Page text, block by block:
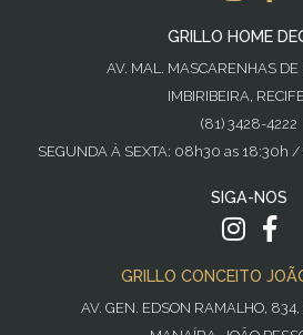
GRILLO HOME
AV. MAL. MASCARENHAS DE
IMBIRIBEIRA,
(81) 3428-4222
SEGUNDA À SEXTA: 08h30 as 18:30h
SIGA-NOS
GRILLO CONCEITO
AV. GEN. EDSON RAMALHO,